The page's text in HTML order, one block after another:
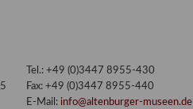
Tel.: +49 (0)3447 8955-430
Fax: +49 (0)3447 8955-440
E-Mail: info@altenburger-museen.de